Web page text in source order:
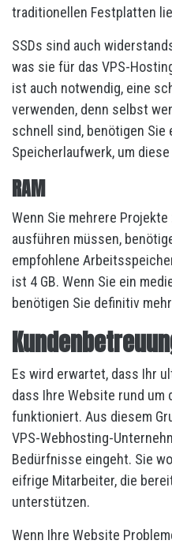
traditionellen Festplatten
SSDs sind auch
was sie für das VPS-
ist auch notwendig, eine
verwenden, denn selbst
schnell sind, benötigen Sie
Speicherlaufwerk, um
RAM
Wenn Sie mehrere
ausführen müssen,
empfohlene
ist 4 GB. Wenn Sie ein
benötigen Sie definitiv
Es wird erwartet, dass Ihr
dass Ihre Website rund um
funktioniert. Aus diesem
VPS-Webhosting-
Bedürfnisse eingeht. Sie
eifrige Mitarbeiter, die
unterstützen.
Wenn Ihre Website